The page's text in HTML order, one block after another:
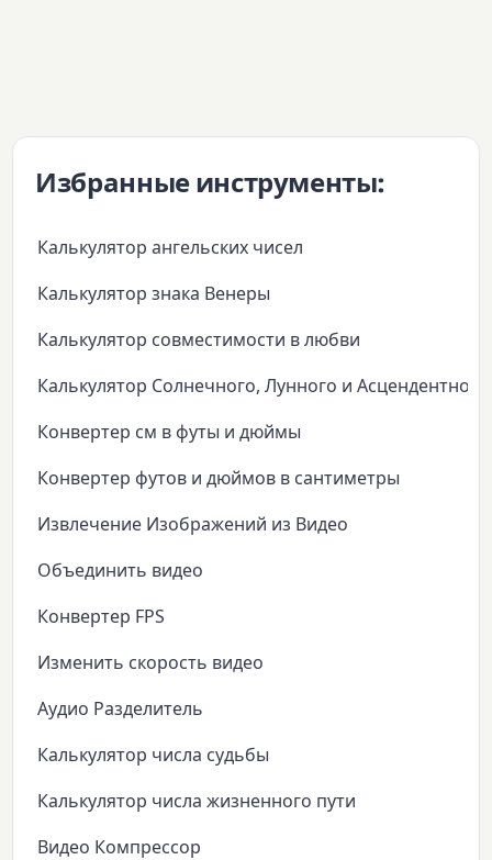
Избранные инструменты:
Калькулятор ангельских чисел
Калькулятор знака Венеры
Калькулятор совместимости в любви
Калькулятор Солнечного, Лунного и Асцендентного
Конвертер см в футы и дюймы
Конвертер футов и дюймов в сантиметры
Извлечение Изображений из Видео
Объединить видео
Конвертер FPS
Изменить скорость видео
Аудио Разделитель
Калькулятор числа судьбы
Калькулятор числа жизненного пути
Видео Компрессор